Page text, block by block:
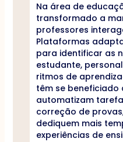
Na área de
transformado a
professores
Plataformas
para identificar as
estudante,
ritmos de
têm se
automatizam
correção de
dediquem mais
experiências de